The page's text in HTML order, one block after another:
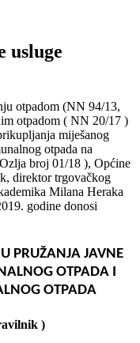
usluge
otpadom (NN 94/13,
otpadom ( NN 20/17 )
miješanog
otpada na
broj 01/18 ), Općine
direktor trgovačkog
Milana Heraka
godine donosi
PRUŽANJA JAVNE
OTPADA I
OTPADA
)